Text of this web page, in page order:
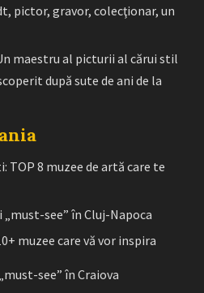
pictor, gravor, colecţionar, un
maestru al picturii al cărui stil
după sute de ani de la
TOP 8 muzee de artă care te
see” în Cluj-Napoca
muzee care vă vor inspira
see” în Craiova